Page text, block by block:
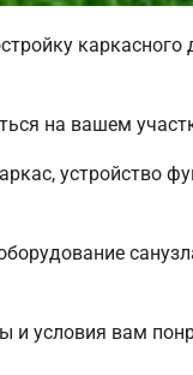
на вашем
устройство
условия вам